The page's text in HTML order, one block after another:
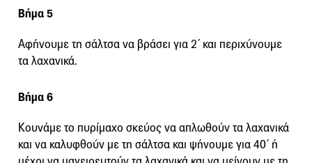
Βήμα 5
Αφήνουμε τη σάλτσα να βράσει για 2΄ και περιχύνουμε
τα λαχανικά.
Βήμα 6
Κουνάμε το πυρίμαχο σκεύος να απλωθούν τα λαχανικά
και να καλυφθούν με τη σάλτσα και ψήνουμε για 40΄ ή